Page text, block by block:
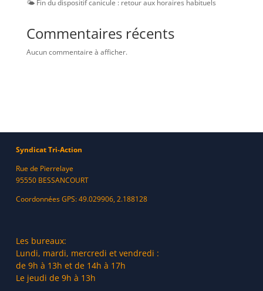
🌤️ Fin du dispositif canicule : retour aux horaires habituels
Commentaires récents
Aucun commentaire à afficher.
Syndicat Tri-Action
Rue de Pierrelaye
95550 BESSANCOURT
Coordonnées GPS: 49.029906, 2.188128
Les bureaux:
Lundi, mardi, mercredi et vendredi :
de 9h à 13h et de 14h à 17h
Le jeudi de 9h à 13h